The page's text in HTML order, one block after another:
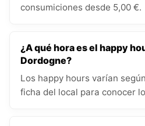
consumiciones desde 5,00 €.
¿A qué hora es el happy
Dordogne?
Los happy hours varían
ficha del local para conocer